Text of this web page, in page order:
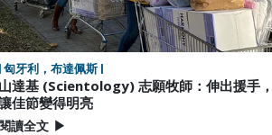
匈牙利，布達佩斯 |
達基 (Scientology) 志願牧師：伸出援手，
佳節變得明亮
讀全文 ▶